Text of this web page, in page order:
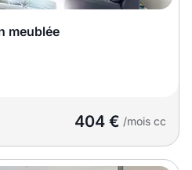
meublée
404 € /mois cc